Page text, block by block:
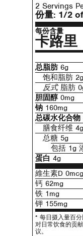
2 Servings
份量: 1/2
每份含量
卡路里
总脂肪6g
饱和脂肪 2g
反式脂肪
胆固醇0mg
钠 160mg
总碳水化合物
膳食纤维 4g
总糖 5g
包括 1g
蛋白 4g
維生素D 0mcg
钙 62mg
铁 1mg
钾 155mg
* 每日摄入量百
对日常饮食的贡
议。